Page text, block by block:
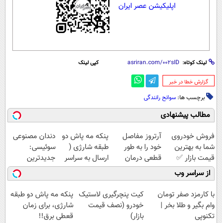
اپلیکیشن عصر ایران
لینک کوتاه: کپی لینک
‌گزارش خطا در خبر
برچسب ها: سوانح رانندگی
مطالب پیشنهادی
فروش خودروی
شما به بهترین
قیمت بازار ✅
آرتروز مفاصل
خود را به طور
قطعی درمان
کنید!
◗پرسش‌نامه◖
پنکه مه پاش دو
طبقه شارژی (
ارسال به سراسر
کشور)
دندان مصنوعی
سوئیسی:
جدیدترین
فناوری اروپا،
سبک و مقاوم |
پرداخت قسطی
از سراسر وب
با کارمزد صفر تومان
وام بگیر و طلا بخر |
تکنوپی
کیت پنچرگیری لاستیک
خودرو (نصف قیمت
بازار)
پنکه مه پاش دو طبقه
شارژی، برای زمان
قعطی برق!!